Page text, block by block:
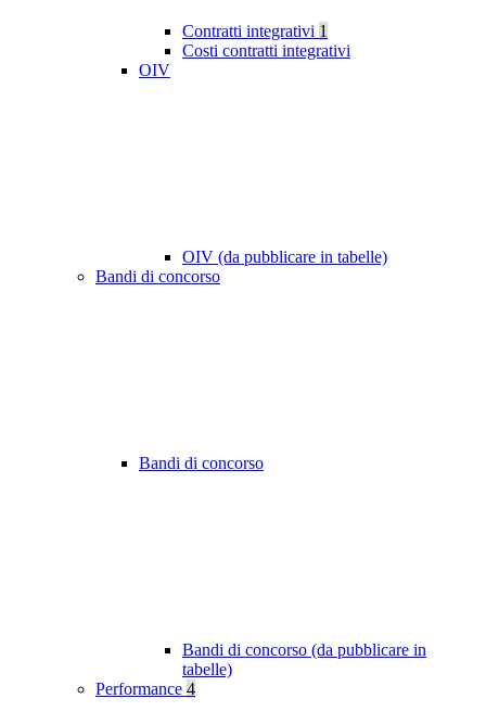
Contratti integrativi 1
Costi contratti integrativi
OIV
OIV (da pubblicare in tabelle)
Bandi di concorso
Bandi di concorso
Bandi di concorso (da pubblicare in
tabelle)
Performance 4